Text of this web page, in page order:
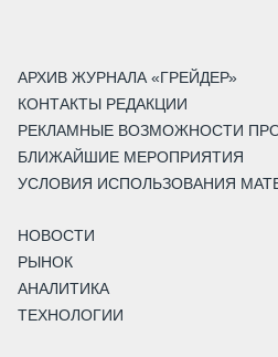
АРХИВ ЖУРНАЛА «ГРЕЙДЕР»
КОНТАКТЫ РЕДАКЦИИ
РЕКЛАМНЫЕ ВОЗМОЖНОСТИ
БЛИЖАЙШИЕ МЕРОПРИЯТИЯ
УСЛОВИЯ ИСПОЛЬЗОВАНИЯ
НОВОСТИ
РЫНОК
АНАЛИТИКА
ТЕХНОЛОГИИ